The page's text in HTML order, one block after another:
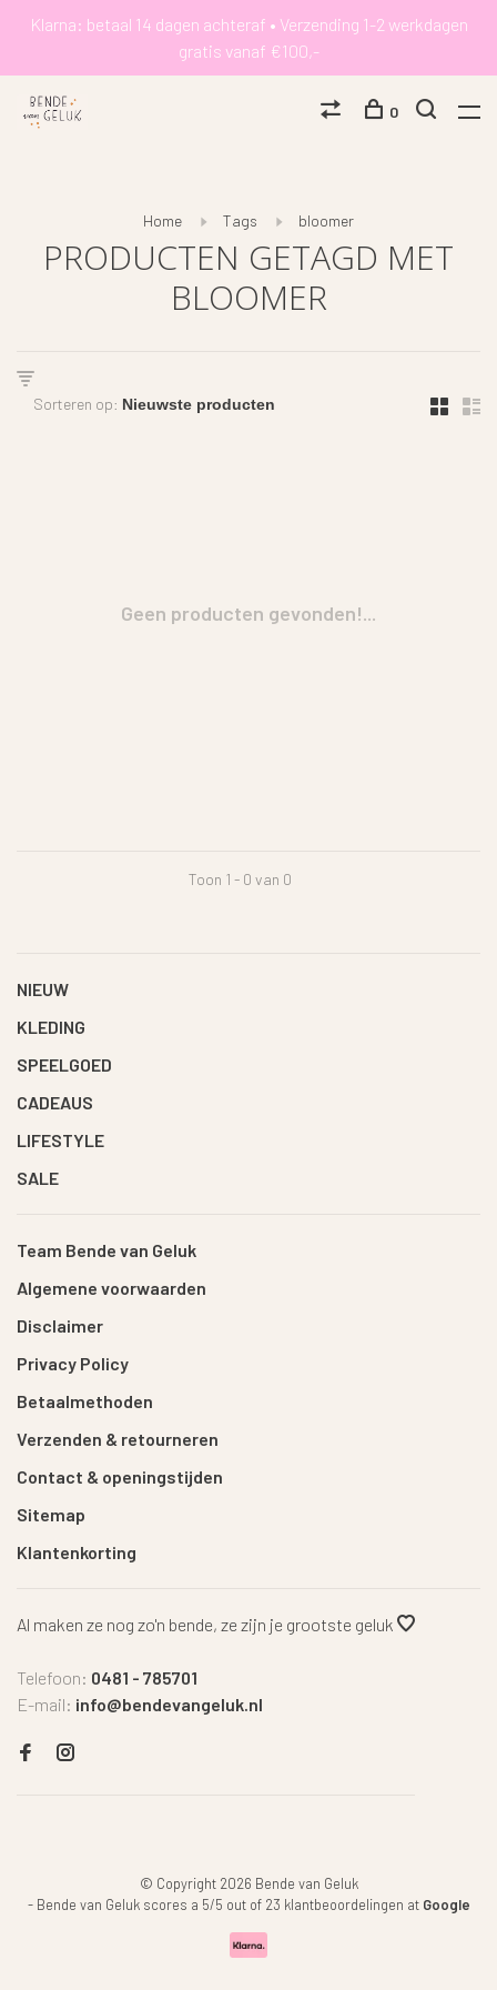
Klarna: betaal 14 dagen achteraf • Verzending 1-2 werkdagen
gratis vanaf €100,-
0
Home Tags bloomer
PRODUCTEN GETAGD MET
BLOOMER
Sorteren op:
Geen producten gevonden!...
Toon 1 - 0 van 0
NIEUW
KLEDING
SPEELGOED
CADEAUS
LIFESTYLE
SALE
Team Bende van Geluk
Algemene voorwaarden
Disclaimer
Privacy Policy
Betaalmethoden
Verzenden & retourneren
Contact & openingstijden
Sitemap
Klantenkorting
Al maken ze nog zo'n bende, ze zijn je grootste geluk
Telefoon: 0481 - 785701
E-mail: info@bendevangeluk.nl
© Copyright 2026 Bende van Geluk
- Bende van Geluk scores a 5/5 out of 23 klantbeoordelingen at Google